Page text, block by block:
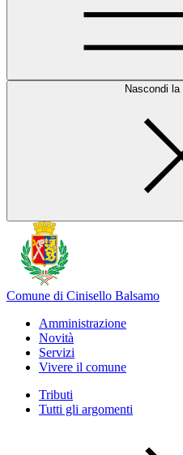
Nascondi
Comune di Cinisello Balsamo
Amministrazione
Novità
Servizi
Vivere il comune
Tributi
Tutti gli argomenti